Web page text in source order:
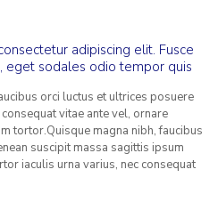
adipiscing elit. Fusce
sodales odio tempor quis
orci luctus et ultrices posuere
vitae ante vel, ornare
tortor.Quisque magna nibh, faucibus
suscipit massa sagittis ipsum
iaculis urna varius, nec consequat